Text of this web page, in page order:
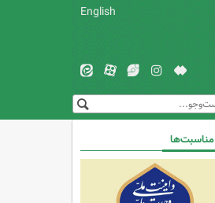
English
مناسبت‌ها